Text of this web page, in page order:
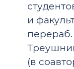
и
(в